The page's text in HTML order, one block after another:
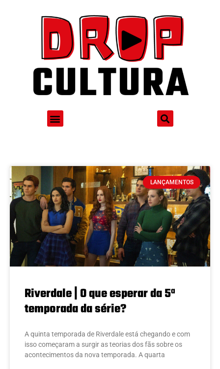
LANÇAMENTOS
Riverdale | O que esperar da 5ª
temporada da série?
A quinta temporada de Riverdale está chegando e com
isso começaram a surgir as teorias dos fãs sobre os
acontecimentos da nova temporada. A quarta